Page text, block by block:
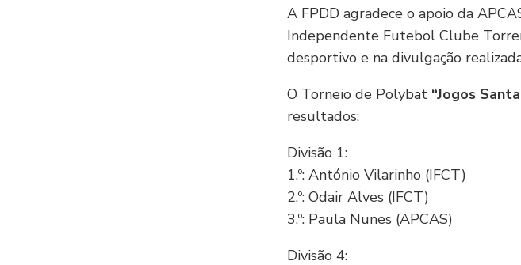
A FPDD agradece o apoio da
Independente Futebol Clube
desportivo e na divulgação
O Torneio de Polybat “Jogos
resultados:
Divisão 1:
1.º: António Vilarinho (IFCT)
2.º: Odair Alves (IFCT)
3.º: Paula Nunes (APCAS)
Divisão 4: